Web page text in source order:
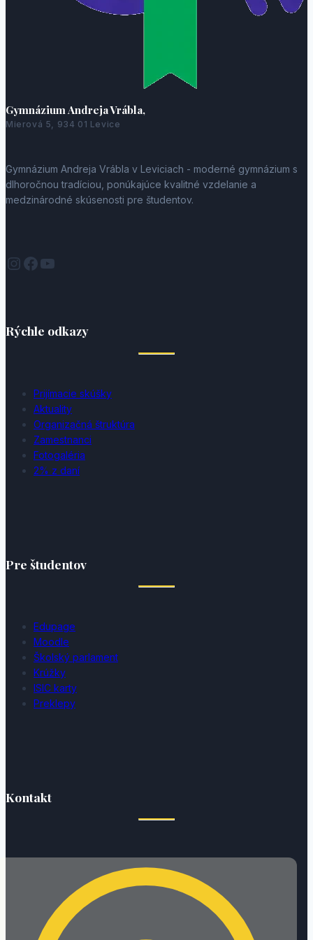
Gymnázium Andreja Vrábla,
Mierová 5, 934 01 Levice
Gymnázium Andreja Vrábla v Leviciach - moderné gymnázium s
dlhoročnou tradíciou, ponúkajúce kvalitné vzdelanie a
medzinárodné skúsenosti pre študentov.
Instagram
Facebook
YouTube
Rýchle odkazy
Prijímacie skúšky
Aktuality
Organizačná štruktúra
Zamestnanci
Fotogaléria
2% z daní
Pre študentov
Edupage
Moodle
Školský parlament
Krúžky
ISIC karty
Preklepy
Kontakt